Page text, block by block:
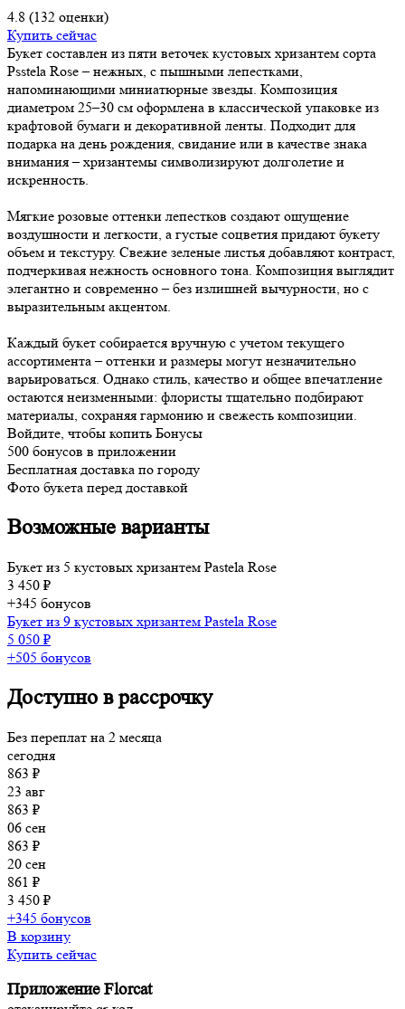
4.8 (132 оценки)
Купить сейчас
Букет составлен из пяти веточек кустовых хризантем сорта
Psstela Rose – нежных, с пышными лепестками,
напоминающими миниатюрные звезды. Композиция
диаметром 25–30 см оформлена в классической упаковке из
крафтовой бумаги и декоративной ленты. Подходит для
подарка на день рождения, свидание или в качестве знака
внимания – хризантемы символизируют долголетие и
искренность.
Мягкие розовые оттенки лепестков создают ощущение
воздушности и легкости, а густые соцветия придают букету
объем и текстуру. Свежие зеленые листья добавляют контраст,
подчеркивая нежность основного тона. Композиция выглядит
элегантно и современно – без излишней вычурности, но с
выразительным акцентом.
Каждый букет собирается вручную с учетом текущего
ассортимента – оттенки и размеры могут незначительно
варьироваться. Однако стиль, качество и общее впечатление
остаются неизменными: флористы тщательно подбирают
материалы, сохраняя гармонию и свежесть композиции.
Войдите, чтобы копить Бонусы
500 бонусов в приложении
Бесплатная доставка по городу
Фото букета перед доставкой
Возможные варианты
Букет из 5 кустовых хризантем Pastela Rose
3 450 ₽
+345 бонусов
Букет из 9 кустовых хризантем Pastela Rose
5 050 ₽
+505 бонусов
Доступно в рассрочку
Без переплат на 2 месяца
сегодня
863 ₽
23 авг
863 ₽
06 сен
863 ₽
20 сен
861 ₽
3 450 ₽
+345 бонусов
В корзину
Купить сейчас
Приложение Florcat